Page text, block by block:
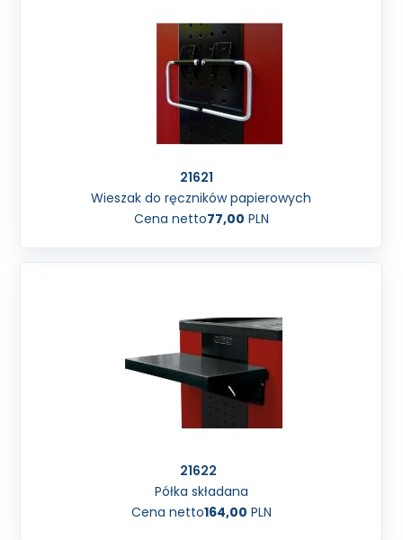
21621
Wieszak do ręczników papierowych
Cena netto77,00 PLN
21622
Półka składana
Cena netto164,00 PLN